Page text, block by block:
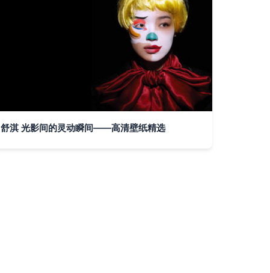
舒淇 光影间的灵动瞬间——高清壁纸精选